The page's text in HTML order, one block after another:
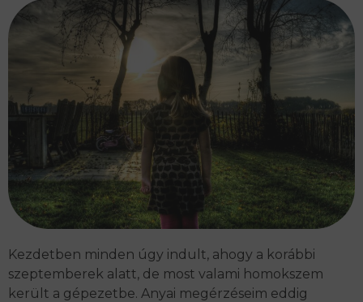
Kezdetben minden úgy indult, ahogy a korábbi
szeptemberek alatt, de most valami homokszem
került a gépezetbe. Anyai megérzéseim eddig